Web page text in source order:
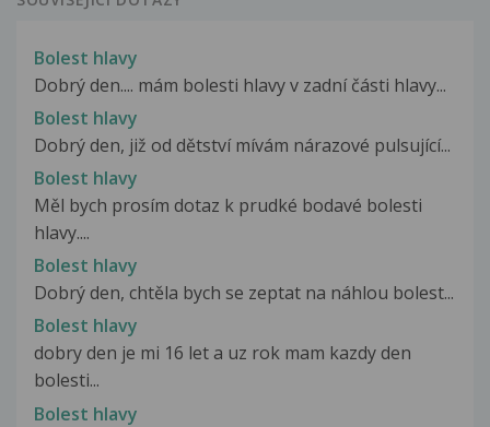
Bolest hlavy
Dobrý den.... mám bolesti hlavy v zadní části hlavy...
Bolest hlavy
Dobrý den, již od dětství mívám nárazové pulsující...
Bolest hlavy
Měl bych prosím dotaz k prudké bodavé bolesti
hlavy....
Bolest hlavy
Dobrý den, chtěla bych se zeptat na náhlou bolest...
Bolest hlavy
dobry den je mi 16 let a uz rok mam kazdy den
bolesti...
Bolest hlavy